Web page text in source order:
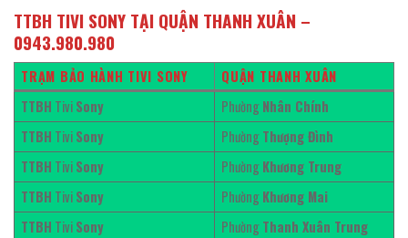
TTBH TIVI SONY TẠI QUẬN THANH XUÂN –
0943.980.980
TRẠM BẢO HÀNH TIVI SONY
QUẬN THANH XUÂN
TTBH TiviSony PhườngNhân Chính
TTBH TiviSony PhườngThượng Đình
TTBH TiviSony PhườngKhương Trung
TTBH TiviSony PhườngKhương Mai
TTBH TiviSony PhườngThanh Xuân Trung